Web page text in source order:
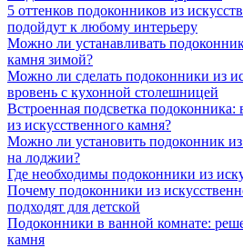
5 оттенков подоконников из
подойдут к любому интерьеру
Можно ли устанавливать
камня зимой?
Можно ли сделать подоконники из
вровень с кухонной столешницей
Встроенная подсветка
из искусственного камня?
Можно ли установить подоконник
на лоджии?
Где необходимы подоконники из
Почему подоконники из
подходят для детской
Подоконники в ванной комнате:
камня